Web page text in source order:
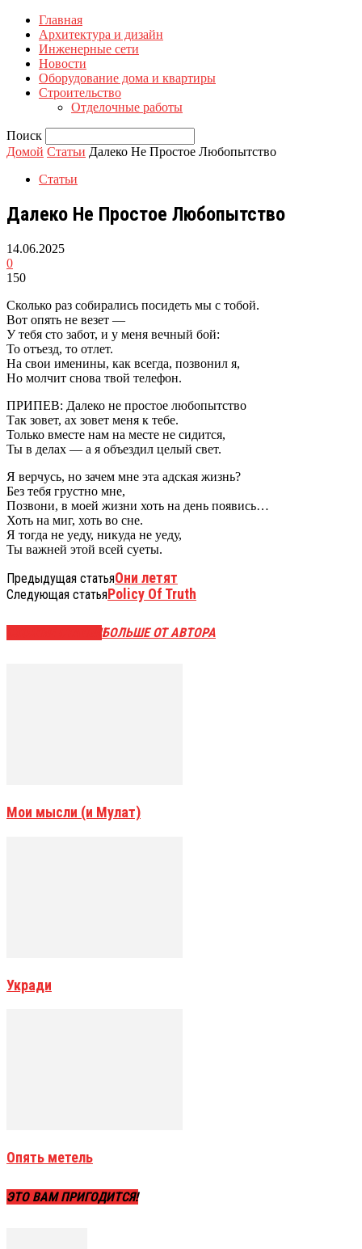
Главная
Архитектура и дизайн
Инженерные сети
Новости
Оборудование дома и квартиры
Строительство
Отделочные работы
Поиск
Домой Статьи Далеко Не Простое Любопытство
Статьи
Далеко Не Простое Любопытство
14.06.2025
0
150
Сколько раз собирались посидеть мы с тобой.
Вот опять не везет —
У тебя сто забот, и у меня вечный бой:
То отъезд, то отлет.
На свои именины, как всегда, позвонил я,
Но молчит снова твой телефон.
ПРИПЕВ: Далеко не простое любопытство
Так зовет, ах зовет меня к тебе.
Только вместе нам на месте не сидится,
Ты в делах — а я объездил целый свет.
Я верчусь, но зачем мне эта адская жизнь?
Без тебя грустно мне,
Позвони, в моей жизни хоть на день появись…
Хоть на миг, хоть во сне.
Я тогда не уеду, никуда не уеду,
Ты важней этой всей суеты.
Предыдущая статьяОни летят
Следующая статьяPolicy Of Truth
БОЛЬШЕ ОТ АВТОРА
Мои мысли (и Мулат)
Укради
Опять метель
ЭТО ВАМ ПРИГОДИТСЯ!